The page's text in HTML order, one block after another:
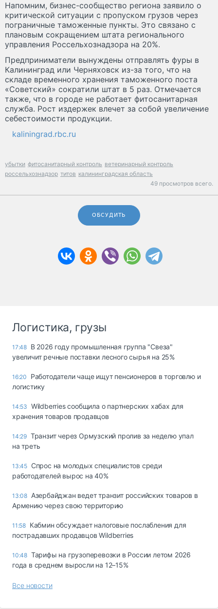
Напомним, бизнес-сообщество региона заявило о
критической ситуации с пропуском грузов через
пограничные таможенные пункты. Это связано с
плановым сокращением штата регионального
управления Россельхознадзора на 20%.
Предприниматели вынуждены отправлять фуры в
Калининград или Черняховск из-за того, что на
складе временного хранения таможенного поста
«Советский» сократили штат в 5 раз. Отмечается
также, что в городе не работает фитосанитарная
служба. Рост издержек влечет за собой увеличение
себестоимости продукции.
kaliningrad.rbc.ru
убытки фитосанитарный контроль ветеринарный контроль
россельхознадзор титов калининградская область
49 просмотров всего.
ОБСУДИТЬ
Логистика, грузы
17:48 В 2026 году промышленная группа "Свеза"
увеличит речные поставки лесного сырья на 25%
16:20
Работодатели чаще ищут пенсионеров в торговлю и
логистику
14:53 Wildberries сообщила о партнерских хабах для
хранения товаров продавцов
14:29 Транзит через Ормузский пролив за неделю упал
на треть
13:45 Спрос на молодых специалистов среди
работодателей вырос на 40%
13:08 Азербайджан ведет транзит российских товаров в
Армению через свою территорию
11:58 Кабмин обсуждает налоговые послабления для
пострадавших продавцов Wildberries
10:48 Тарифы на грузоперевозки в России летом 2026
года в среднем выросли на 12–15%
Все новости